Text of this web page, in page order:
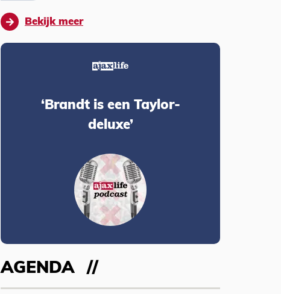
Bekijk meer
‘Brandt is een Taylor-
deluxe’
AGENDA